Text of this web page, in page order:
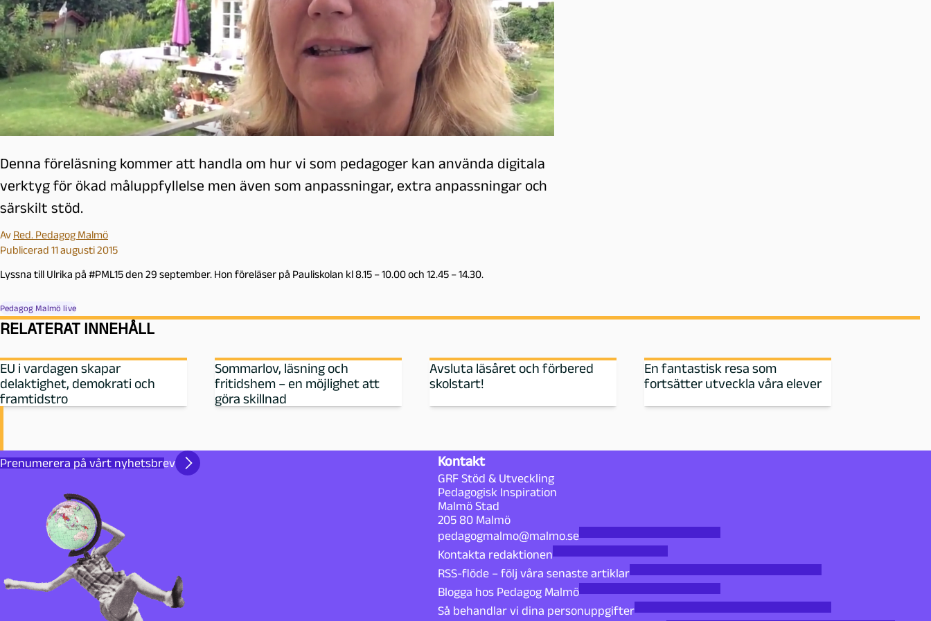
l
m
ö
Denna föreläsning kommer att handla om hur vi som pedagoger kan använda digitala
verktyg för ökad måluppfyllelse men även som anpassningar, extra anpassningar och
särskilt stöd.
Av Red. Pedagog Malmö
Publicerad 11 augusti 2015
Lyssna till Ulrika på #PML15 den 29 september. Hon föreläser på Pauliskolan kl 8.15 – 10.00 och 12.45 – 14.30.
Pedagog Malmö live
RELATERAT INNEHÅLL
EU i vardagen skapar
delaktighet, demokrati och
framtidstro
Sommarlov, läsning och
fritidshem – en möjlighet att
göra skillnad
Avsluta läsåret och förbered
skolstart!
En fantastisk resa som
fortsätter utveckla våra elever
Prenumerera på vårt nyhetsbrev Kontakt
GRF Stöd & Utveckling
Pedagogisk Inspiration
Malmö Stad
205 80 Malmö
pedagogmalmo@malmo.se
Kontakta redaktionen
RSS-flöde – följ våra senaste artiklar
Blogga hos Pedagog Malmö
Så behandlar vi dina personuppgifter